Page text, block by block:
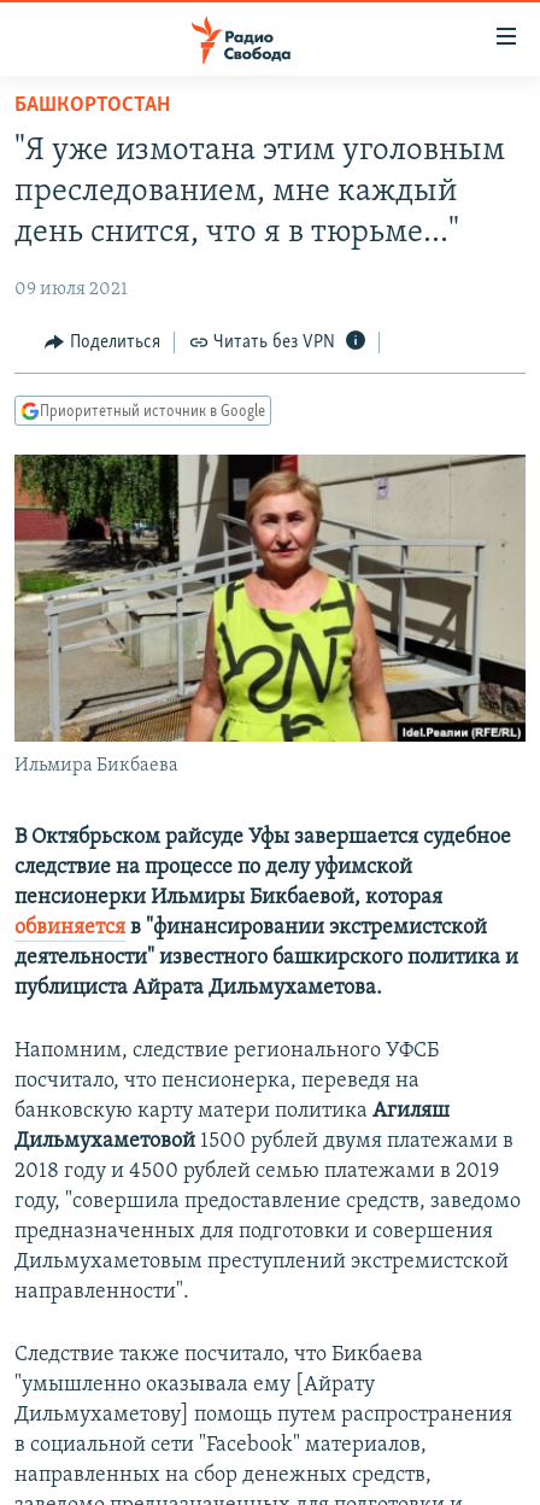
упрощенного
доступа
основному
Вернутся
Вернутся
поиску
ПРОГРАММЫ
ПОДКАСТЫ
АВТОРСКИЕ ПРОЕКТЫ
МНЕНИЯ
КУЛЬТУРА
КАВКАЗ.РЕАЛИИ
СЕВЕР.РЕАЛИИ
СИБИРЬ.РЕАЛИИ
РАСПИСАНИЕ ВЕЩАНИЯ
ПОДПИШИТЕСЬ НА РАССЫЛКУ
СОЦИАЛЬНЫЕ СЕТИ
Все сайты РСЕ/РС
БАШКОРТОСТАН
"Я уже измотана этим уголовным
преследованием, мне каждый
день снится, что я в тюрьме…"
09 июля 2021
Поделиться Читать без VPN
Приоритетный источник в Google
Ильмира Бикбаева
В Октябрьском райсуде Уфы завершается судебное
следствие на процессе по делу уфимской
пенсионерки Ильмиры Бикбаевой, которая
обвиняется в "финансировании экстремистской
деятельности" известного башкирского политика и
публициста Айрата Дильмухаметова.
Напомним, следствие регионального УФСБ
посчитало, что пенсионерка, переведя на
банковскую карту матери политика Агиляш
Дильмухаметовой 1500 рублей двумя платежами в
2018 году и 4500 рублей семью платежами в 2019
году, "совершила предоставление средств, заведомо
предназначенных для подготовки и совершения
Дильмухаметовым преступлений экстремистской
направленности".
Следствие также посчитало, что Бикбаева
"умышленно оказывала ему [Айрату
Дильмухаметову] помощь путем распространения
в социальной сети "Facebook" материалов,
направленных на сбор денежных средств,